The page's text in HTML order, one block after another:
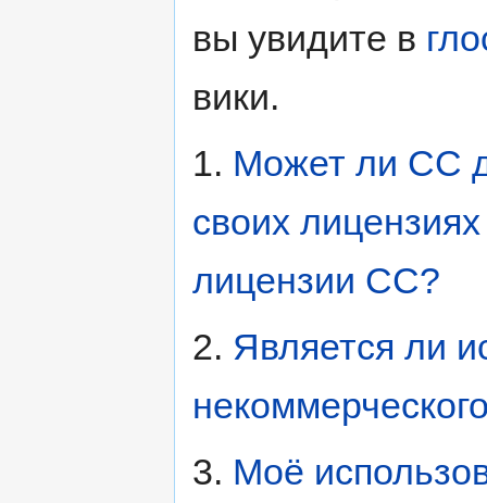
вы увидите в
вики.
1. Может ли CC
своих
лицензии CC?
2. Является ли
3. Моё